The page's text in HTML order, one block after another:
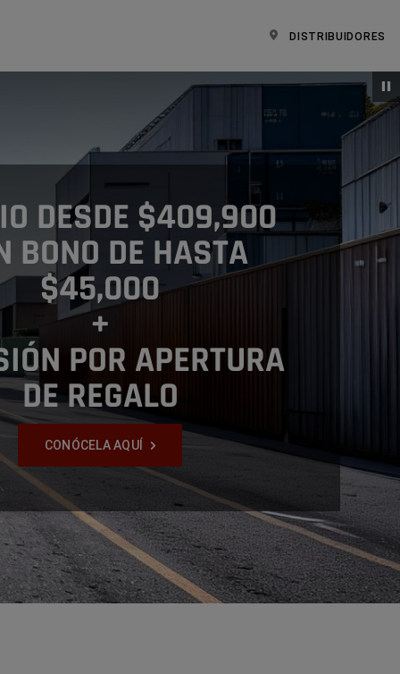
DISTRIBUIDORES
DESDE $409,900
BONO DE HASTA
$45,000
+
POR APERTURA
DE REGALO
CONÓCELA AQUÍ